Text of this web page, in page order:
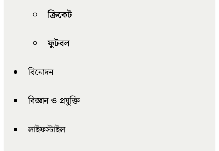
ক্রিকেট
ফুটবল
বিনোদন
বিজ্ঞান ও প্রযুক্তি
লাইফস্টাইল